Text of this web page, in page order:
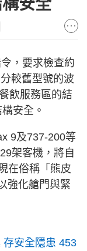
安全
，要求檢查約
較舊型號的波
飲服務區的結
安全。
9及737-200等
架客機，將自
在俗稱「熊皮
強化艙門與緊
存安全隱患 453